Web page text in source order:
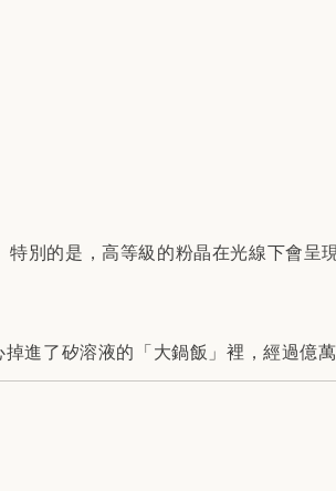
別的是，高等級的粉晶在光線下會呈
進了矽溶液的「大鍋飯」裡，經過億